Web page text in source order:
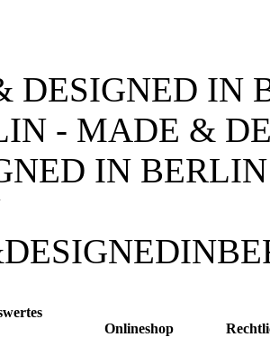
DESIGNED IN
- MADE &
IN
Onlineshop